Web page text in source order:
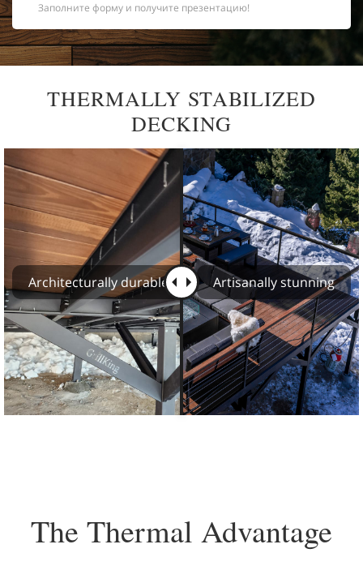
Заполните форму и получите презентацию!
THERMALLY STABILIZED
DECKING
Architecturally durable Artisanally stunning
The Thermal Advantage